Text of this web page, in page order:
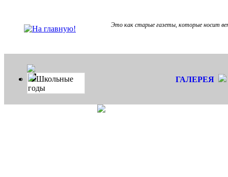
Это как старые газеты, которые носит
Школьные
годы
ГАЛЕРЕЯ